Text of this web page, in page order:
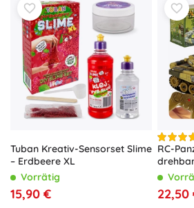
Tuban Kreativ-Sensorset Slime
– Erdbeere XL
Vorrätig
15,90 €
RC-
22,50